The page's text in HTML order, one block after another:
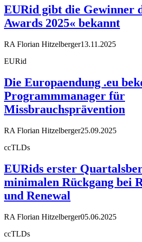
EURid gibt die Gewinner
Awards 2025« bekannt
RA Florian Hitzelberger13.11.2025
EURid
Die Europaendung .eu
Programmmanager für
Missbrauchsprävention
RA Florian Hitzelberger25.09.2025
ccTLDs
EURids erster
minimalen Rückgang bei
und Renewal
RA Florian Hitzelberger05.06.2025
ccTLDs